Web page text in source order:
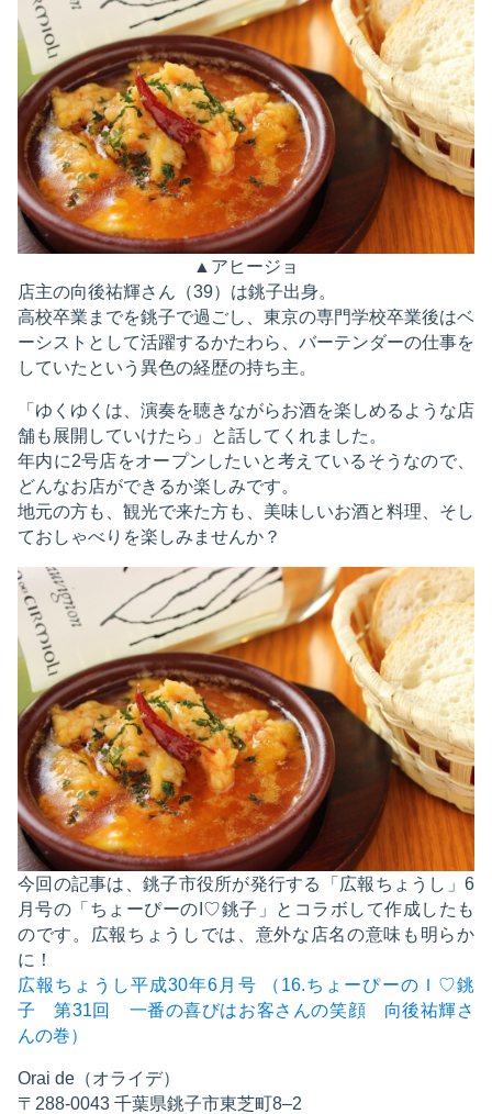
▲アヒージョ
店主の向後祐輝さん（39）は銚子出身。
高校卒業までを銚子で過ごし、東京の専門学校卒業後はベ
ーシストとして活躍するかたわら、バーテンダーの仕事を
していたという異色の経歴の持ち主。
「ゆくゆくは、演奏を聴きながらお酒を楽しめるような店
舗も展開していけたら」と話してくれました。
年内に2号店をオープンしたいと考えているそうなので、
どんなお店ができるか楽しみです。
地元の方も、観光で来た方も、美味しいお酒と料理、そし
ておしゃべりを楽しみませんか？
今回の記事は、銚子市役所が発行する「広報ちょうし」6
月号の「ちょーぴーのI♡銚子」とコラボして作成したも
のです。広報ちょうしでは、意外な店名の意味も明らか
に！
広報ちょうし平成30年6月号 （16.ちょーぴーのＩ♡銚
子 第31回 一番の喜びはお客さんの笑顔 向後祐輝さ
んの巻）
Orai de（オライデ）
〒288-0043 千葉県銚子市東芝町8–2